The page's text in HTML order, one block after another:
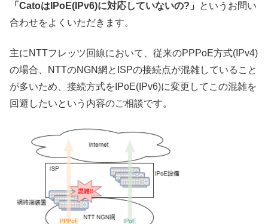
「CatoはIPoE(IPv6)に対応していないの?」
というお問い
合わせをよくいただきます。
主にNTTフレッツ回線において、従来のPPPoE方式(IPv4)
の場合、NTTのNGN網とISPの接続点が混雑していること
が多いため、接続方式をIPoE(IPv6)に変更してこの混雑を
回避したいという内容のご相談です。